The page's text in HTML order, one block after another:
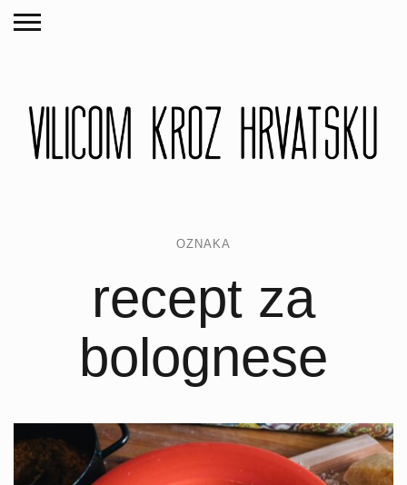
OZNAKA
recept za
bolognese